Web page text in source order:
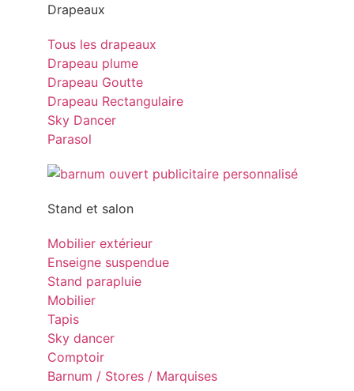
Drapeaux
Tous les drapeaux
Drapeau plume
Drapeau Goutte
Drapeau Rectangulaire
Sky Dancer
Parasol
Stand et salon
Mobilier extérieur
Enseigne suspendue
Stand parapluie
Mobilier
Tapis
Sky dancer
Comptoir
Barnum / Stores / Marquises